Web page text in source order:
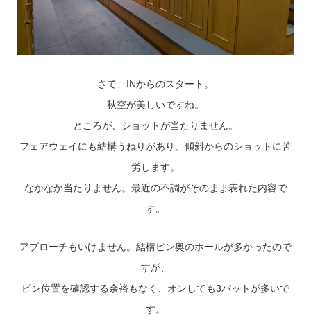
さて、INからのスタート。
秋空が美しいですね。
ところが、ショットが当たりません。
フェアウェイにも結構うねりがあり、傾斜からのショットに苦
労します。
なかなか当たりません。最近の不調がそのまま表れた内容で
す。
アプローチもいけません。結構ピン奥のホールが多かったので
すが、
ピン位置を確認する余裕もなく、オンしても3パットが多いで
す。